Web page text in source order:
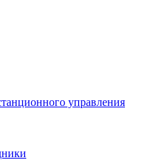
управления